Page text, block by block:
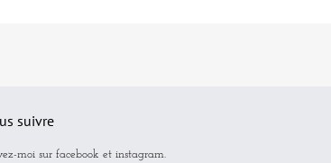
suivre
moi sur facebook et instagram.